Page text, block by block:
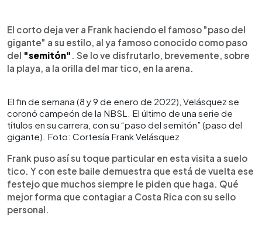
El corto deja ver a Frank haciendo el famoso "paso del
gigante" a su estilo, al ya famoso conocido como paso
del "semitón"
. Se lo ve disfrutarlo, brevemente, sobre
la playa, a la orilla del mar tico, en la arena.
El fin de semana (8 y 9 de enero de 2022), Velásquez se
coronó campeón de la NBSL. El último de una serie de
títulos en su carrera, con su “paso del semitón” (paso del
gigante). Foto: Cortesía Frank Velásquez
Frank puso así su toque particular en esta visita a suelo
tico. Y con este baile demuestra que está de vuelta ese
festejo que muchos siempre le piden que haga. Qué
mejor forma que contagiar a Costa Rica con su sello
personal.